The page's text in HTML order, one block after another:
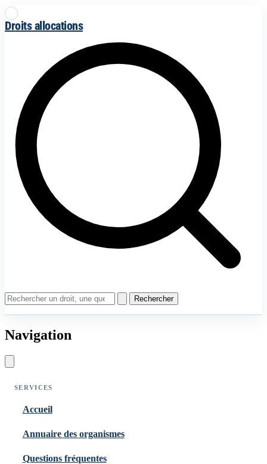
Droits allocations
Rechercher
Navigation
SERVICES
Accueil
Annuaire des organismes
Questions fréquentes